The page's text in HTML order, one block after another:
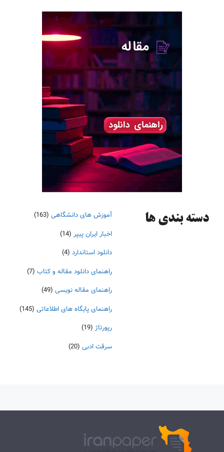
دسته‌ بندی ها آموزش های دانشگاهی (163)
اخبار ایران پیپر (14)
دانلود استاندارد (4)
راهنمای دانلود مقاله و کتاب (7)
راهنمای مقاله نویسی (49)
راهنمای پایگاه های اطلاعاتی (145)
رپورتاژ (19)
سرقت ادبی (20)